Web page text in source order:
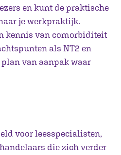
en kunt de praktische
je werkpraktijk.
kennis van comorbiditeit
als NT2 en
van aanpak waar
voor leesspecialisten,
die zich verder